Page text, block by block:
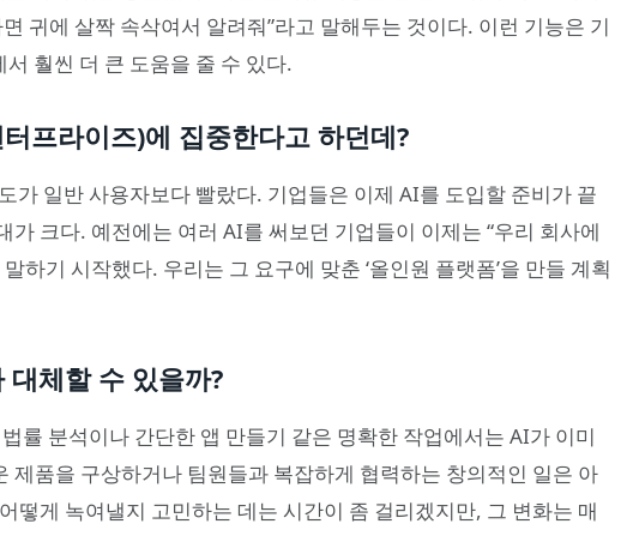
귀에 살짝 속삭여서 알려줘”라고 말해두는 것이다. 이런 기능은 기
훨씬 더 큰 도움을 줄 수 있다.
프라이즈)에 집중한다고 하던데?
가 일반 사용자보다 빨랐다. 기업들은 이제 AI를 도입할 준비가 끝
가 크다. 예전에는 여러 AI를 써보던 기업들이 이제는 “우리 회사에
하기 시작했다. 우리는 그 요구에 맞춘 ‘올인원 플랫폼’을 만들 계획
체할 수 있을까?
률 분석이나 간단한 앱 만들기 같은 명확한 작업에서는 AI가 이미
제품을 구상하거나 팀원들과 복잡하게 협력하는 창의적인 일은 아
떻게 녹여낼지 고민하는 데는 시간이 좀 걸리겠지만, 그 변화는 매